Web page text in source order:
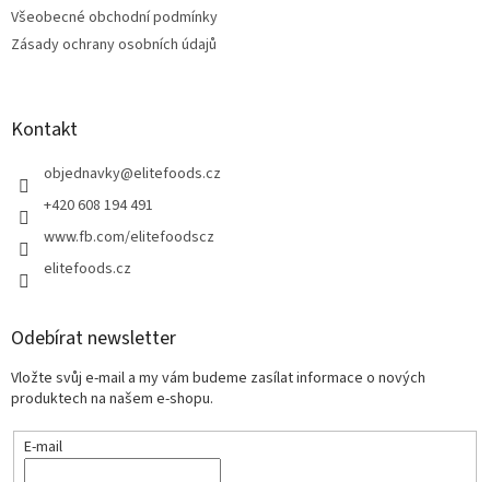
Všeobecné obchodní podmínky
Zásady ochrany osobních údajů
Kontakt
objednavky@elitefoods.cz
+420 608 194 491
www.fb.com/elitefoodscz
elitefoods.cz
Odebírat newsletter
Vložte svůj e-mail a my vám budeme zasílat informace o nových
produktech na našem e-shopu.
E-mail